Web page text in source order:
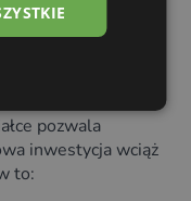
pozwala
inwestycja wciąż
to: